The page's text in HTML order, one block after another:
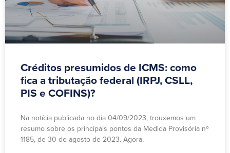
Créditos presumidos de ICMS: como
fica a tributação federal (IRPJ, CSLL,
PIS e COFINS)?
Na notícia publicada no dia 04/09/2023, trouxemos um
resumo sobre os principais pontos da Medida Provisória nº
1185, de 30 de agosto de 2023. Agora,